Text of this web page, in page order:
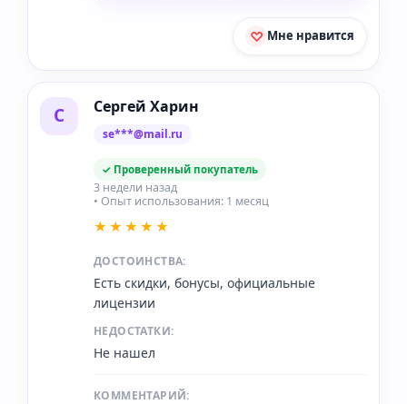
Мне нравится
С Сергей Харин
se***@mail.ru
✓ Проверенный покупатель
3 недели назад
• Опыт использования: 1 месяц
★★★★★
ДОСТОИНСТВА:
Есть скидки, бонусы, официальные
лицензии
НЕДОСТАТКИ:
Не нашел
КОММЕНТАРИЙ: